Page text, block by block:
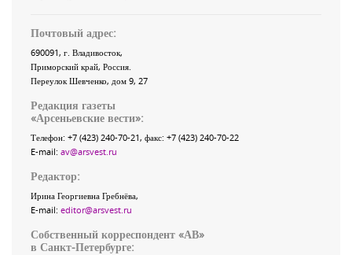
Почтовый адрес:
690091, г. Владивосток,
Приморский край, Россия
Переулок Шевченко, дом 9, 27
Редакция газеты
«Арсеньевские вести»:
Телефон: +7 (423) 240-70-21, факс: +7 (423) 240-70-22
E-mail: av@arsvest.ru
Редактор:
Ирина Георгиевна Гребнёва,
E-mail: editor@arsvest.ru
Собственный корреспондент «АВ»
в Санкт-Петербурге: